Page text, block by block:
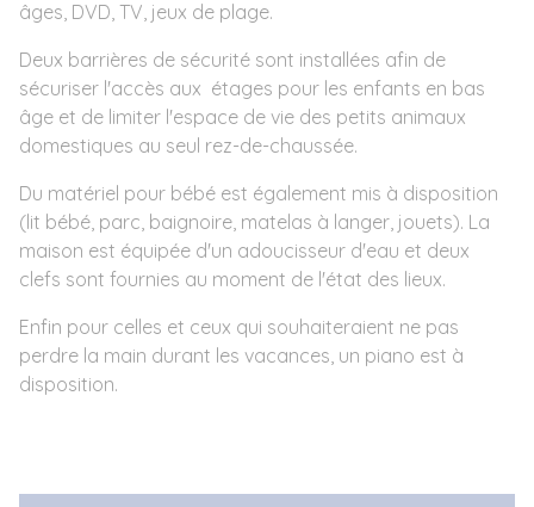
âges, DVD, TV, jeux de plage.
Deux barrières de sécurité sont installées afin de
sécuriser l'accès aux étages pour les enfants en bas
âge et de limiter l'espace de vie des petits animaux
domestiques au seul rez-de-chaussée.
Du matériel pour bébé est également mis à disposition
(lit bébé, parc, baignoire, matelas à langer, jouets). La
maison est équipée d'un adoucisseur d'eau et deux
clefs sont fournies au moment de l'état des lieux.
Enfin pour celles et ceux qui souhaiteraient ne pas
perdre la main durant les vacances, un piano est à
disposition.